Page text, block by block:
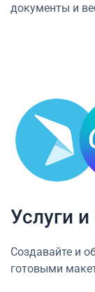
документы и
Услуги
Создавайте и
готовыми